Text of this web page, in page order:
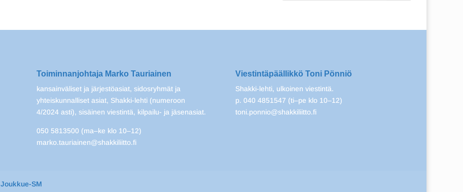
Toiminnanjohtaja Marko Tauriainen
kansainväliset ja järjestöasiat, sidosryhmät ja
yhteiskunnalliset asiat, Shakki-lehti (numeroon
4/2024 asti), sisäinen viestintä, kilpailu- ja jäsenasiat.
050 5813500 (ma–ke klo 10–12)
marko.tauriainen@shakkiliitto.fi
Viestintäpäällikkö Toni Pönniö
Shakki-lehti, ulkoinen viestintä.
p. 040 4851547 (ti–pe klo 10–12)
toni.ponnio@shakkiliitto.fi
Joukkue-SM